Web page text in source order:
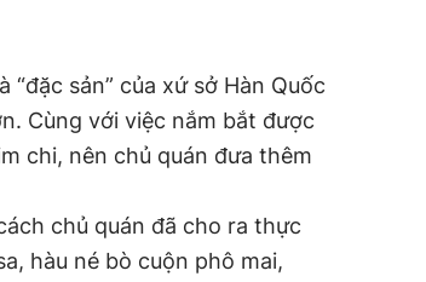
sản” của xứ sở Hàn Quốc
Cùng với việc nắm bắt được
chi, nên chủ quán đưa thêm
chủ quán đã cho ra thực
hàu né bò cuộn phô mai,